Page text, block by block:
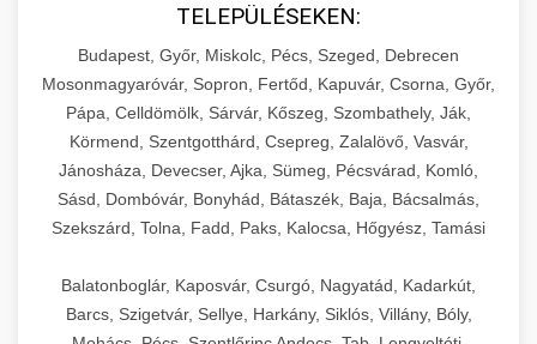
TELEPÜLÉSEKEN:
Budapest, Győr, Miskolc, Pécs, Szeged, Debrecen
Mosonmagyaróvár, Sopron, Fertőd, Kapuvár, Csorna, Győr,
Pápa, Celldömölk, Sárvár, Kőszeg, Szombathely, Ják,
Körmend, Szentgotthárd, Csepreg, Zalalövő, Vasvár,
Jánosháza, Devecser, Ajka, Sümeg, Pécsvárad, Komló,
Sásd, Dombóvár, Bonyhád, Bátaszék, Baja, Bácsalmás,
Szekszárd, Tolna, Fadd, Paks, Kalocsa, Hőgyész, Tamási
Balatonboglár, Kaposvár, Csurgó, Nagyatád, Kadarkút,
Barcs, Szigetvár, Sellye, Harkány, Siklós, Villány, Bóly,